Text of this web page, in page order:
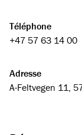
Téléphone
+47 57 63 14 00
Adresse
A-Feltvegen 11,